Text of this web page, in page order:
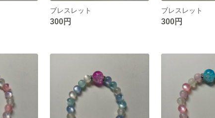
ブレスレット
300円
ブレスレット
300円